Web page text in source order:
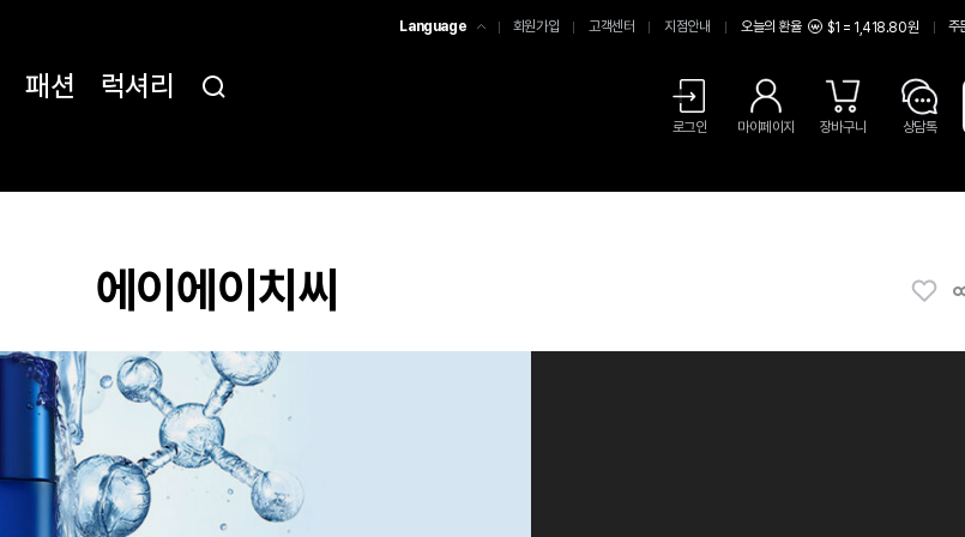
Language
회원가입 고객센터 지점안내 오늘의 환율 $1 = 1,418.80원 주
패션 럭셔리
로그인 마이페이지 장바구니 상담톡
에이에이치씨